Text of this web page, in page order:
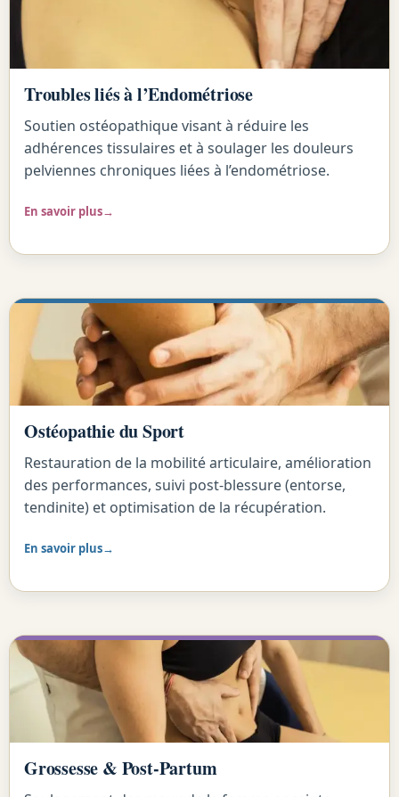
Troubles liés à l’Endométriose
Soutien ostéopathique visant à réduire les
adhérences tissulaires et à soulager les douleurs
pelviennes chroniques liées à l’endométriose.
En savoir plus
Ostéopathie du Sport
Restauration de la mobilité articulaire, amélioration
des performances, suivi post-blessure (entorse,
tendinite) et optimisation de la récupération.
En savoir plus
Grossesse & Post-Partum